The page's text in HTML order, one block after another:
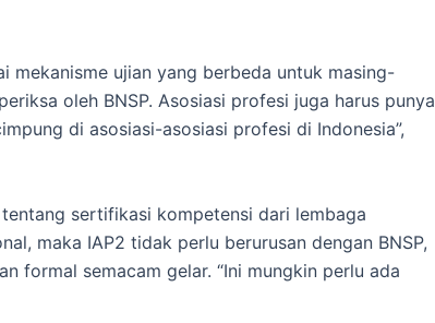
mekanisme ujian yang berbeda untuk masing-
oleh BNSP. Asosiasi profesi juga harus punya
di asosiasi-asosiasi profesi di Indonesia”,
sertifikasi kompetensi dari lembaga
maka IAP2 tidak perlu berurusan dengan BNSP,
formal semacam gelar. “Ini mungkin perlu ada